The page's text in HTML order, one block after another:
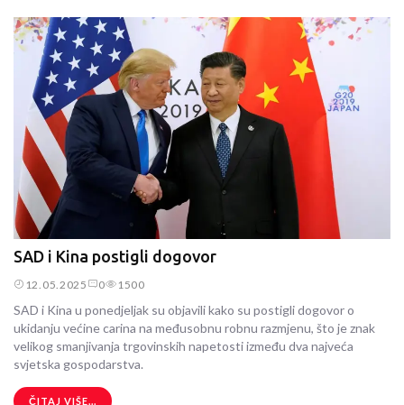
SAD i Kina postigli dogovor
12.05.2025 0 1500
SAD i Kina u ponedjeljak su objavili kako su postigli dogovor o
ukidanju većine carina na međusobnu robnu razmjenu, što je znak
velikog smanjivanja trgovinskih napetosti između dva najveća
svjetska gospodarstva.
ČITAJ VIŠE...